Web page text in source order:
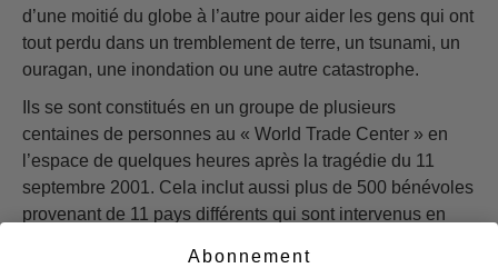
d’une moitié du globe à l’autre pour aider les gens qui ont
tout perdu dans un tremblement de terre, un tsunami, un
ouragan, une inondation ou une autre catastrophe.
Ils se sont constitués en un groupe de plusieurs
centaines de personnes au « World Trade Center » en
l’espace de quelques heures après la tragédie du 11
septembre 2001. Cela inclut aussi plus de 500 bénévoles
provenant de 11 pays différents qui sont intervenus en
bénévoles venus en aide aux victimes de Louisiane et du
Abonnement